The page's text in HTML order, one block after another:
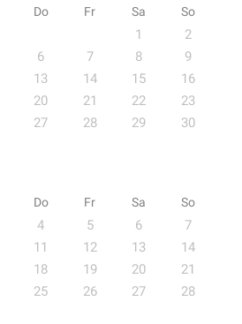
Do Fr Sa So
1
2
6 7 8
9
13 14 15
16
20 21 22
23
27 28 29 30
Do Fr Sa So
4 5 6
7
11 12 13
14
18 19 20
21
25 26 27
28